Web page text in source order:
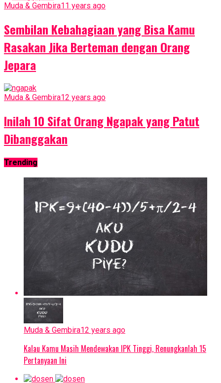
Muda & Gembira11 years ago
Sembilan Kebahagiaan yang Bisa Kamu
Rasakan Jika Berteman dengan Orang
Jepara
Muda & Gembira12 years ago
Inilah 10 Sifat Orang Ngapak yang Patut
Dibanggakan
Trending
Muda & Gembira12 years ago
Kalau Kamu Masih Mendewakan IPK Tinggi, Renungkanlah 15
Pertanyaan Ini